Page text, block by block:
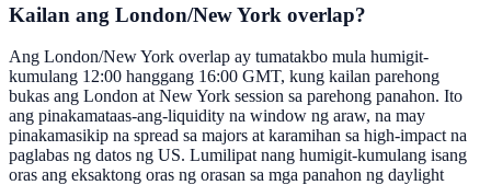
Kailan ang London/New York overlap?
Ang London/New York overlap ay tumatakbo mula humigit-
kumulang 12:00 hanggang 16:00 GMT, kung kailan parehong
bukas ang London at New York session sa parehong panahon. Ito
ang pinakamataas-ang-liquidity na window ng araw, na may
pinakamasikip na spread sa majors at karamihan sa high-impact na
paglabas ng datos ng US. Lumilipat nang humigit-kumulang isang
oras ang eksaktong oras ng orasan sa mga panahon ng daylight